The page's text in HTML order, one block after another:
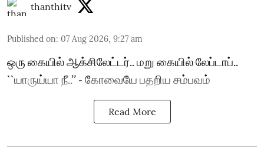
thanthitv
Published on: 07 Aug 2026, 9:27 am
ஒரு கையில் ஆக்சிலேட்டர்.. மறு கையில் லேப்டாப்..
``யாருய்யா நீ..’’ - கோவையே பதறிய சம்பவம்
Read More